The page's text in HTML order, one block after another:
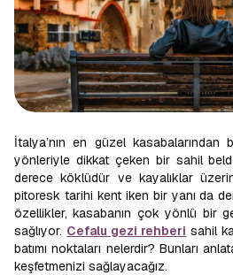
İtalya’nın en güzel kasabalarından
yönleriyle dikkat çeken bir sahil
derece köklüdür ve kayalıklar
pitoresk tarihi kent iken bir yanı da
özellikler, kasabanın çok yönlü bir
sağlıyor. Cefalu gezi rehberi sahil
batımı noktaları nelerdir? Bunları
keşfetmenizi sağlayacağız.